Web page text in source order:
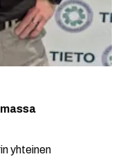
yhteinen